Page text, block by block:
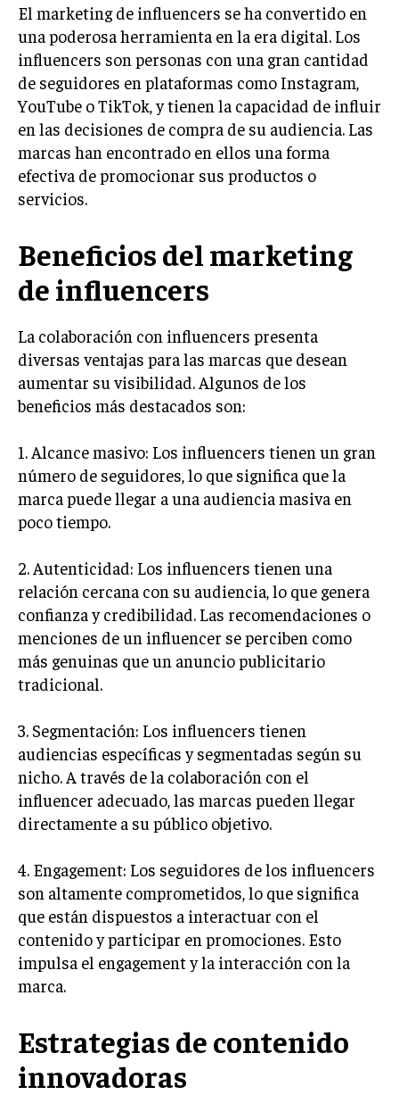
MARKETING DIGITAL
PUBLICIDAD
VENTAS Y PERSUASIÓN
GESTIÓN DE PRODUCTOS
COMUNICACIÓN CORPORATIVA
GESTIÓN DE MARCA
ANÁLISIS DE COMPETENCIA
GESTIÓN DE CLIENTES
EMPRENDIMIENTO
INNOVACIÓN EMPRESARIAL
HABILIDADES DIRECTIVAS
EMPRENDIMIENTO
PLANIFICACIÓN EMPRESARIAL
FINANZAS
FINANZAS Y CONTABILIDAD
GESTIÓN DE RECURSOS FINANCIEROS
INVERSIONES Y MERCADOS FINANCIEROS
CONTABILIDAD EMPRESARIAL
ECONOMÍA EMPRESARIAL
INTERNACIONAL
NEGOCIOS INTERNACIONALES
COMERCIO INTERNACIONAL
IMPORTACIÓN Y EXPORTACIÓN
ALIANZAS ESTRATÉGICAS
TECNOLOGIA
TRANSFORMACIÓN DIGITAL
ANALÍTICA EMPRESARIAL Y BUSINESS
El marketing de influencers se ha convertido en
una poderosa herramienta en la era digital. Los
influencers son personas con una gran cantidad
de seguidores en plataformas como Instagram,
YouTube o TikTok, y tienen la capacidad de influir
en las decisiones de compra de su audiencia. Las
marcas han encontrado en ellos una forma
efectiva de promocionar sus productos o
servicios.
Beneficios del marketing
de influencers
La colaboración con influencers presenta
diversas ventajas para las marcas que desean
aumentar su visibilidad. Algunos de los
beneficios más destacados son:
1. Alcance masivo: Los influencers tienen un gran
número de seguidores, lo que significa que la
marca puede llegar a una audiencia masiva en
poco tiempo.
2. Autenticidad: Los influencers tienen una
relación cercana con su audiencia, lo que genera
confianza y credibilidad. Las recomendaciones o
menciones de un influencer se perciben como
más genuinas que un anuncio publicitario
tradicional.
3. Segmentación: Los influencers tienen
audiencias específicas y segmentadas según su
nicho. A través de la colaboración con el
influencer adecuado, las marcas pueden llegar
directamente a su público objetivo.
4. Engagement: Los seguidores de los influencers
son altamente comprometidos, lo que significa
que están dispuestos a interactuar con el
contenido y participar en promociones. Esto
impulsa el engagement y la interacción con la
marca.
Estrategias de contenido
innovadoras